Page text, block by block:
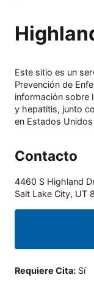
Este sitio es un
Prevención de
información sobre
y hepatitis, junto
en Estados
Contacto
4460 S Highland
Salt Lake City, UT
Requiere Cita: Sí